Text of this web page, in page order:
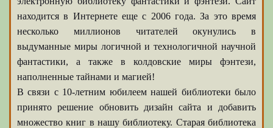
находится в Интернете еще с 2006 года. За это время
несколько миллионов читателей окунулись в
выдуманные миры логичной и технологичной научной
фантастики, а также в колдовские миры фэнтези,
наполненные тайнами и магией!
В связи с 10-летним юбилеем нашей библиотеки было
принято решение обновить дизайн сайта и добавить
множество книг в нашу библиотеку. Старая библиотека